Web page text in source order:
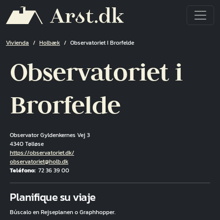
Ruta de navegación
Vivienda Holbæk Observatoriet I Brorfelde
Observatoriet i
Brorfelde
Observator Gyldenkernes Vej 3
4340 Tølløse
Hjemmeside
https://observatoriet.dk/
Correo electrónico
observatoriet@holb.dk
Teléfono 72 36 39 00
Planifique su viaje
Búscalo en Rejseplanen o Graphhopper.